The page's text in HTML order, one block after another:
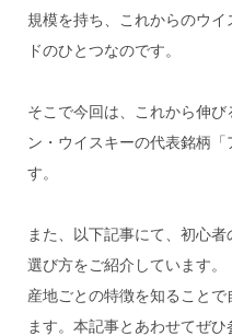
規模を持ち、これからのウ
ドのひとつなのです。
そこで今回は、これから伸
ン・ウイスキーの代表銘柄
す。
また、以下記事にて、初心
選び方をご紹介しています。
産地ごとの特徴を知ること
ます。本記事とあわせてぜひ